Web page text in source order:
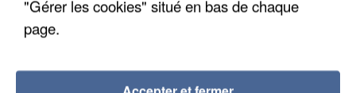
"Gérer les cookies" situé en bas de chaque
page.